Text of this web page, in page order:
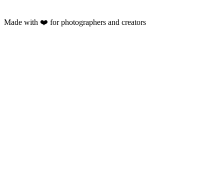
Made with ❤️ for photographers and creators